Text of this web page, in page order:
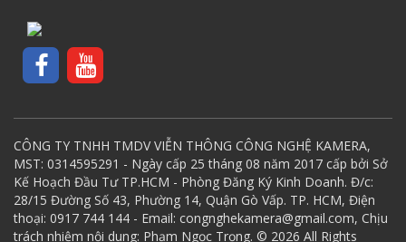
CÔNG TY TNHH TMDV VIỄN THÔNG CÔNG NGHỆ KAMERA,
MST: 0314595291 - Ngày cấp 25 tháng 08 năm 2017 cấp bởi Sở
Kế Hoạch Đầu Tư TP.HCM - Phòng Đăng Ký Kinh Doanh. Đ/c:
28/15 Đường Số 43, Phường 14, Quận Gò Vấp. TP. HCM, Điện
thoại: 0917 744 144 - Email: congnghekamera@gmail.com, Chịu
trách nhiệm nội dung: Phạm Ngọc Trọng. © 2026 All Rights